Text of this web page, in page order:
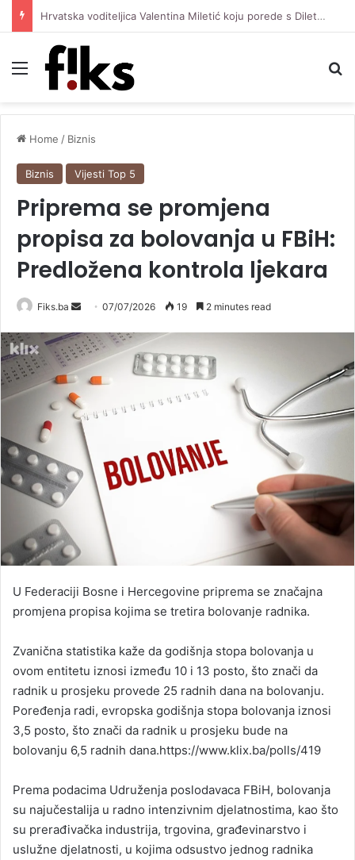
Hrvatska voditeljica Valentina Miletić koju porede s Dilettom Leotom oduševila pozirajući u bikiniju
Menu
Home / Biznis
Biznis Vijesti Top 5
Priprema se promjena
propisa za bolovanja u FBiH:
Predložena kontrola ljekara
Fiks.ba
Send
email
07/07/2026 19 2 minutes read
U Federaciji Bosne i Hercegovine priprema se značajna
promjena propisa kojima se tretira bolovanje radnika.
Zvanična statistika kaže da godišnja stopa bolovanja u
ovom entitetu iznosi između 10 i 13 posto, što znači da
radnik u prosjeku provede 25 radnih dana na bolovanju.
Poređenja radi, evropska godišnja stopa bolovanja iznosi
3,5 posto, što znači da radnik u prosjeku bude na
bolovanju 6,5 radnih dana.https://www.klix.ba/polls/419
Prema podacima Udruženja poslodavaca FBiH, bolovanja
su najučestalija u radno intenzivnim djelatnostima, kao što
su prerađivačka industrija, trgovina, građevinarstvo i
uslužne djelatnosti, u kojima odsustvo jednog radnika